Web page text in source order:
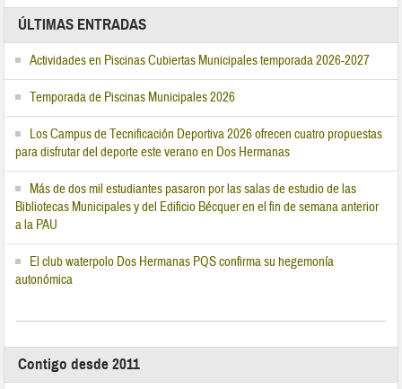
ÚLTIMAS ENTRADAS
Actividades en Piscinas Cubiertas Municipales temporada 2026-2027
Temporada de Piscinas Municipales 2026
Los Campus de Tecnificación Deportiva 2026 ofrecen cuatro propuestas
para disfrutar del deporte este verano en Dos Hermanas
Más de dos mil estudiantes pasaron por las salas de estudio de las
Bibliotecas Municipales y del Edificio Bécquer en el fin de semana anterior
a la PAU
El club waterpolo Dos Hermanas PQS confirma su hegemonía
autonómica
Contigo desde 2011